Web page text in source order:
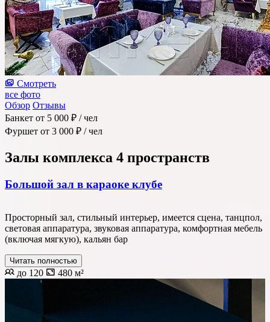
Смотреть
все фото
Обзор Отзывы
Банкет от 5 000 ₽ / чел
Фуршет от 3 000 ₽ / чел
Залы комплекса 4 пространств
Большой зал в караоке клубе
Просторный зал, стильный интерьер, имеется сцена, танцпол,
световая аппаратура, звуковая аппаратура, комфортная мебель
(включая мягкую), кальян бар
Читать полностью
до 120 480 м²